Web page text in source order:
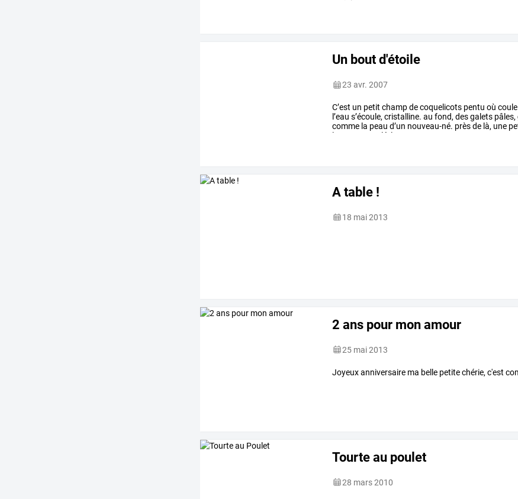
petit
bout
Un bout d'étoile
23 avr. 2007
C’est un petit champdecoquelicots pentu où coule
l’eau s’écoule,cristalline. au fond,desgalets pâles,
comme la peau d’un nouveau-né. prèsde là, une
le
potelé, les
A table !
18 mai 2013
2 ans pour mon amour
25 mai 2013
Joyeux anniversaire ma belle petite chérie, c'est
Tourte au poulet
28 mars 2010